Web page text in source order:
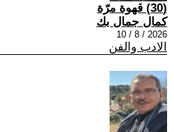
(30) قهوة مرّة
كمال جمال بك
2026 / 8 / 10
الادب والفن